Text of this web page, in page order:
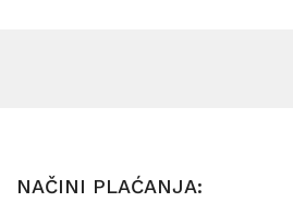
NAČINI PLAĆANJA: